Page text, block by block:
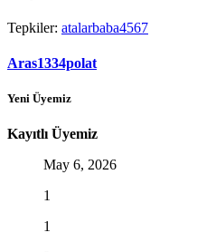
Tepkiler: atalarbaba4567
Aras1334polat
Yeni Üyemiz
Kayıtlı Üyemiz
May 6, 2026
1
1